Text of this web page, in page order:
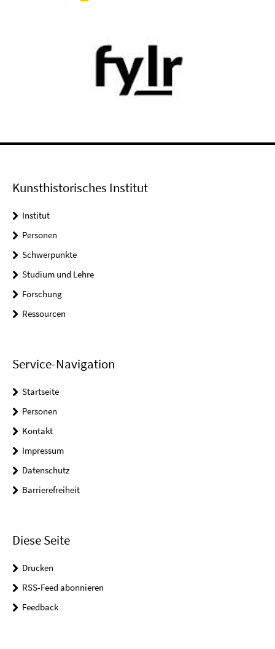
Kunsthistorisches Institut
Institut
Personen
Schwerpunkte
Studium und Lehre
Forschung
Ressourcen
Service-Navigation
Startseite
Personen
Kontakt
Impressum
Datenschutz
Barrierefreiheit
Diese Seite
Drucken
RSS-Feed abonnieren
Feedback